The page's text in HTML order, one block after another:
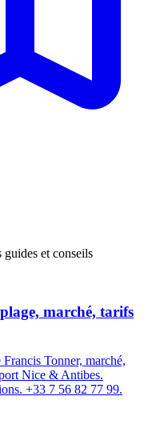
et conseils
marché, tarifs
Tonner, marché,
Nice & Antibes.
+33 7 56 82 77 99.